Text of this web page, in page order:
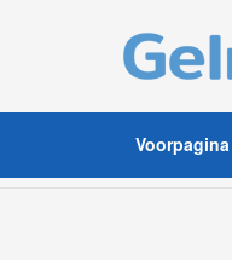
Voorpagina